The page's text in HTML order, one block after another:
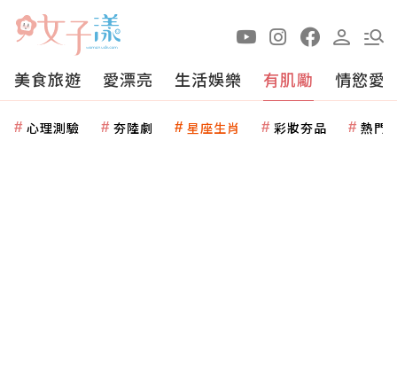
美食旅遊 愛漂亮 生活娛樂 有肌勵 情慾愛
心理測驗 夯陸劇 星座生肖 彩妝夯品 熱門